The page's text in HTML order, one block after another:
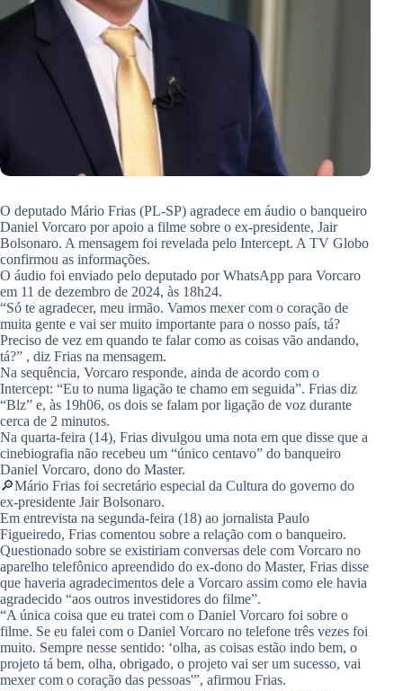
O deputado Mário Frias (PL-SP) agradece em áudio o banqueiro
Daniel Vorcaro por apoio a filme sobre o ex-presidente, Jair
Bolsonaro. A mensagem foi revelada pelo Intercept. A TV Globo
confirmou as informações.
O áudio foi enviado pelo deputado por WhatsApp para Vorcaro
em 11 de dezembro de 2024, às 18h24.
“Só te agradecer, meu irmão. Vamos mexer com o coração de
muita gente e vai ser muito importante para o nosso país, tá?
Preciso de vez em quando te falar como as coisas vão andando,
tá?” , diz Frias na mensagem.
Na sequência, Vorcaro responde, ainda de acordo com o
Intercept: “Eu to numa ligação te chamo em seguida”. Frias diz
“Blz” e, às 19h06, os dois se falam por ligação de voz durante
cerca de 2 minutos.
Na quarta-feira (14), Frias divulgou uma nota em que disse que a
cinebiografia não recebeu um “único centavo” do banqueiro
Daniel Vorcaro, dono do Master.
🔎Mário Frias foi secretário especial da Cultura do governo do
ex-presidente Jair Bolsonaro.
Em entrevista na segunda-feira (18) ao jornalista Paulo
Figueiredo, Frias comentou sobre a relação com o banqueiro.
Questionado sobre se existiriam conversas dele com Vorcaro no
aparelho telefônico apreendido do ex-dono do Master, Frias disse
que haveria agradecimentos dele a Vorcaro assim como ele havia
agradecido “aos outros investidores do filme”.
“A única coisa que eu tratei com o Daniel Vorcaro foi sobre o
filme. Se eu falei com o Daniel Vorcaro no telefone três vezes foi
muito. Sempre nesse sentido: ‘olha, as coisas estão indo bem, o
projeto tá bem, olha, obrigado, o projeto vai ser um sucesso, vai
mexer com o coração das pessoas'”, afirmou Frias.